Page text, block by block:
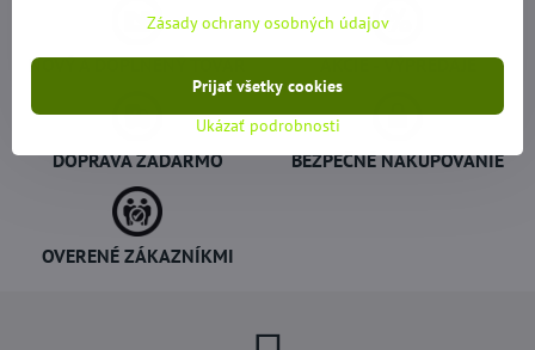
NOVÝ A DOPLNENÝ TOVAR AKCIE - VÝPREDAJE
DOPRAVA ZADARMO BEZPEČNÉ NAKUPOVANIE
OVERENÉ ZÁKAZNÍKMI
Zásady ochrany osobných údajov
Ukázať podrobnosti
Prijať všetky cookies